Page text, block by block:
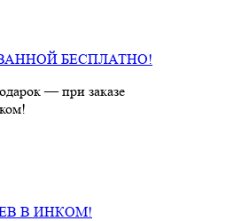
БЕСПЛАТНО!
— при заказе
В ИНКОМ!